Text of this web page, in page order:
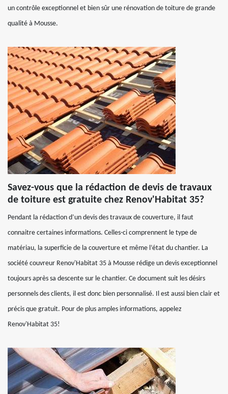
un contrôle exceptionnel et bien sûr une rénovation de toiture de grande
qualité à Mousse.
Savez-vous que la rédaction de devis de travaux
de toiture est gratuite chez Renov'Habitat 35?
Pendant la rédaction d’un devis des travaux de couverture, il faut
connaitre certaines informations. Celles-ci comprennent le type de
matériau, la superficie de la couverture et même l’état du chantier. La
société couvreur Renov'Habitat 35 à Mousse rédige un devis exceptionnel
toujours après sa descente sur le chantier. Ce document suit les désirs
personnels des clients, il est donc bien personnalisé. Il est aussi bien clair et
précis que gratuit. Pour de plus amples informations, appelez
Renov'Habitat 35!